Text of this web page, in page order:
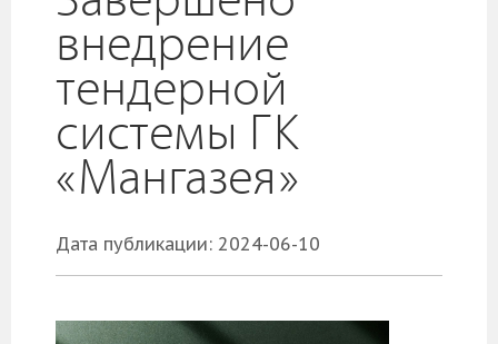
внедрение
тендерной
системы ГК
«Мангазея»
Дата публикации: 2024-06-10